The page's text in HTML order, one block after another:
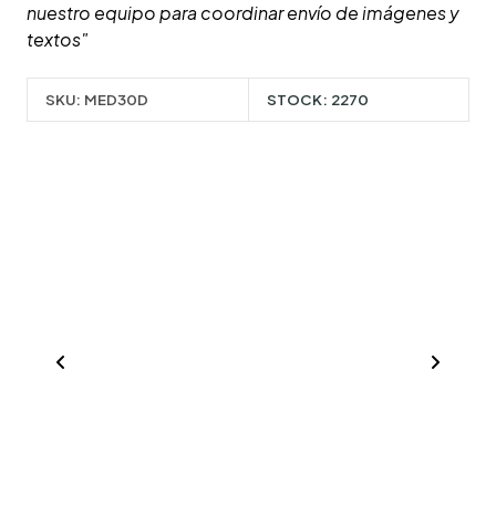
nuestro equipo para coordinar envío de imágenes y
textos"
SKU: MED30D STOCK: 2270